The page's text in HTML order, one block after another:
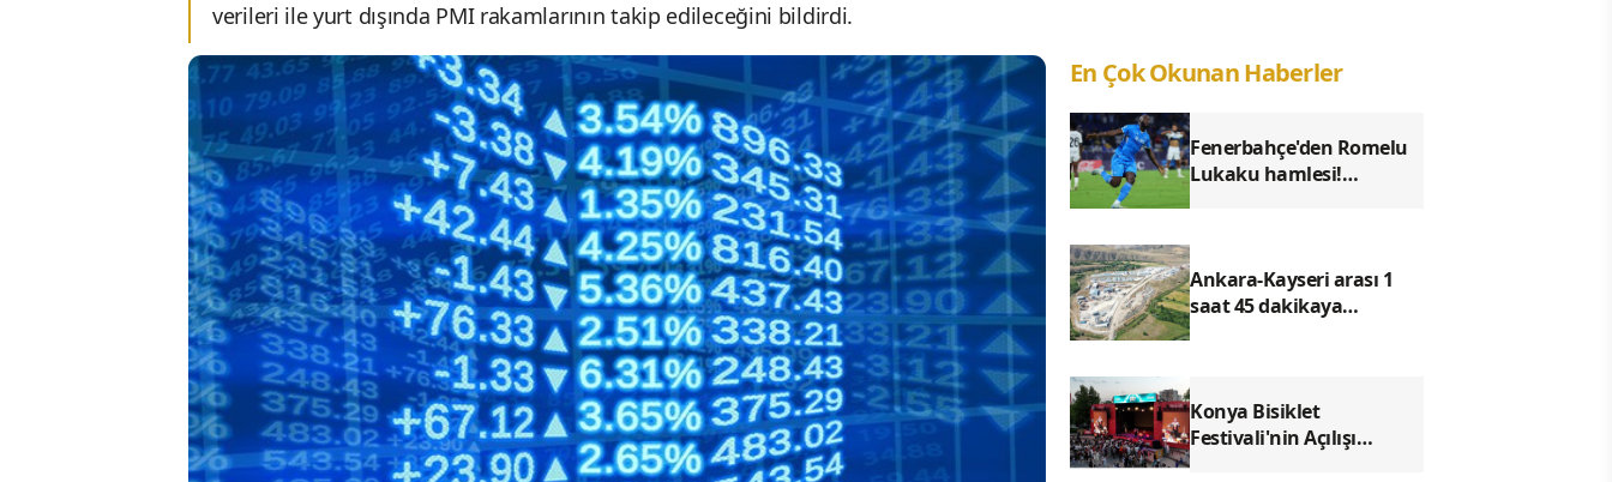
verileri ile yurt dışında PMI rakamlarının takip edileceğini bildirdi.
En Çok Okunan Haberler
Fenerbahçe'den Romelu
Lukaku hamlesi!
Ankara-Kayseri arası 1
saat 45 dakikaya
Konya Bisiklet
Festivali'nin Açılışı